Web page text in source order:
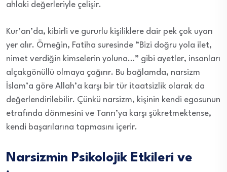
ahlaki değerleriyle çelişir.
Kur’an’da, kibirli ve gururlu kişiliklere dair pek çok uyarı
yer alır. Örneğin, Fatiha suresinde “Bizi doğru yola ilet,
nimet verdiğin kimselerin yoluna…” gibi ayetler, insanları
alçakgönüllü olmaya çağırır. Bu bağlamda, narsizm
İslam’a göre Allah’a karşı bir tür itaatsizlik olarak da
değerlendirilebilir. Çünkü narsizm, kişinin kendi egosunun
etrafında dönmesini ve Tanrı’ya karşı şükretmektense,
kendi başarılarına tapmasını içerir.
Narsizmin Psikolojik Etkileri ve